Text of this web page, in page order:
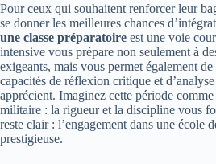
Pour ceux qui souhaitent renforcer leur
se donner les meilleures chances
une classe préparatoire est une voie
intensive vous prépare non seulement à
exigeants, mais vous permet également
capacités de réflexion critique et
apprécient. Imaginez cette période
militaire : la rigueur et la discipline vous
reste clair : l’engagement dans une école
prestigieuse.